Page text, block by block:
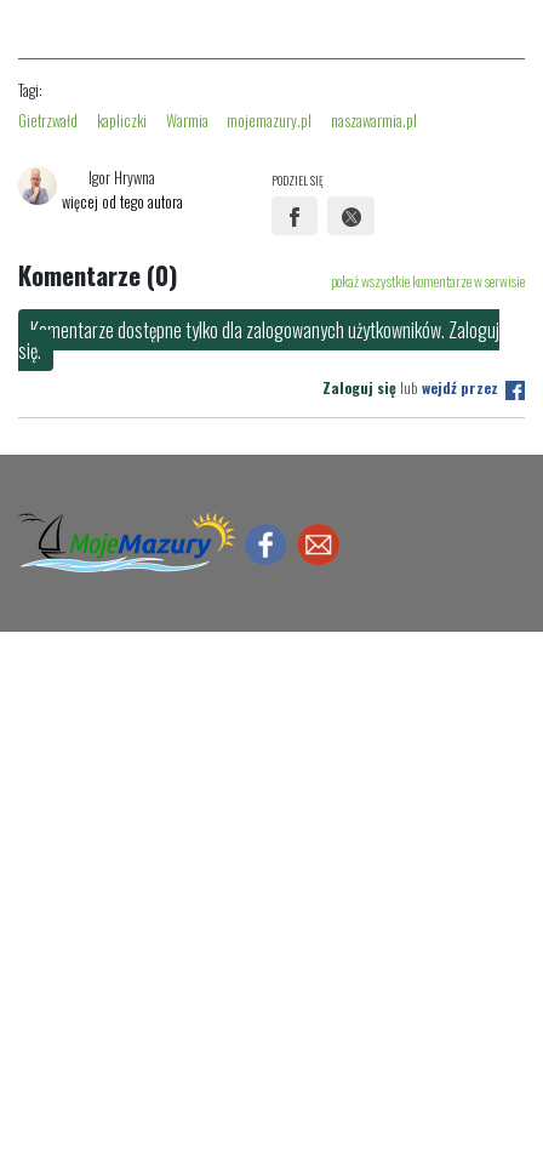
Tagi:
Gietrzwałd
kapliczki Warmia mojemazury.pl naszawarmia.pl
Igor Hrywna
więcej od tego autora
PODZIEL SIĘ
Komentarze (0) pokaż wszystkie komentarze w serwisie
Komentarze dostępne tylko dla zalogowanych użytkowników. Zaloguj
się.
Zaloguj się lub wejdź przez